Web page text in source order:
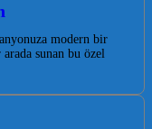
modern bir
sunan bu özel